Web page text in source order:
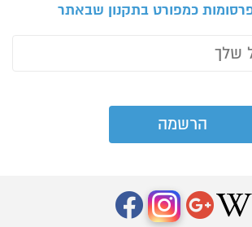
כמפורט בתקנון שבאתר